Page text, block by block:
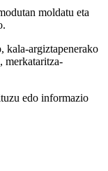
moldatu eta
kala-argiztapenerako
merkataritza-
edo informazio